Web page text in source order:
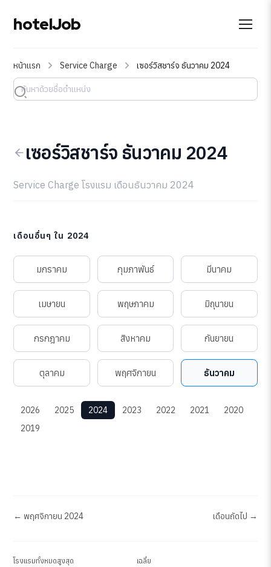
hotelJob
หน้าแรก Service Charge เซอร์วิสชาร์จ ธันวาคม 2024
เซอร์วิสชาร์จ ธันวาคม 2024
Service Charge โรงแรม เดือนธันวาคม 2024
เดือนอื่นๆ ใน 2024
มกราคม กุมภาพันธ์ มีนาคม
เมษายน พฤษภาคม มิถุนายน
กรกฎาคม สิงหาคม กันยายน
ตุลาคม พฤศจิกายน ธันวาคม
2026 2025 2024 2023 2022 2021
2020
2019
← พฤศจิกายน 2024 เดือนถัดไป →
โรงแรมทั้งหมดสูงสุด เฉลี่ย